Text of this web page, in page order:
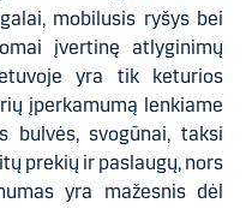
mobilusis ryšys bei
įvertinę atlyginimų
yra tik keturios
įperkamumą lenkiame
bulvės, svogūnai, taksi
prekių ir paslaugų, nors
yra mažesnis dėl